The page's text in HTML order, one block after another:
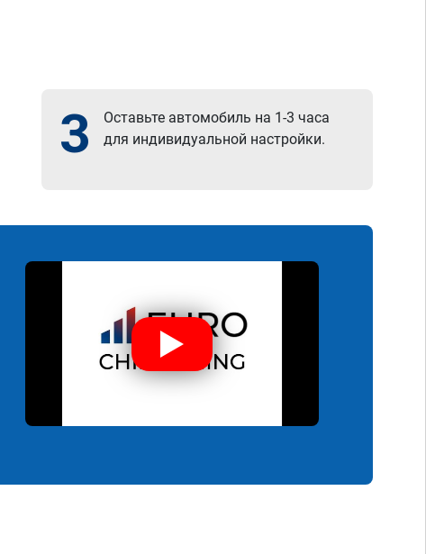
3
Оставьте автомобиль на 1-3 часа
для индивидуальной настройки.